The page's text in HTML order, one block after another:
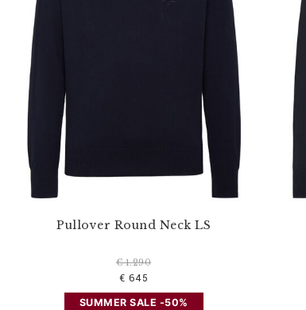
Pullover Round Neck LS
€ 1.290
€ 645
SUMMER SALE -50%